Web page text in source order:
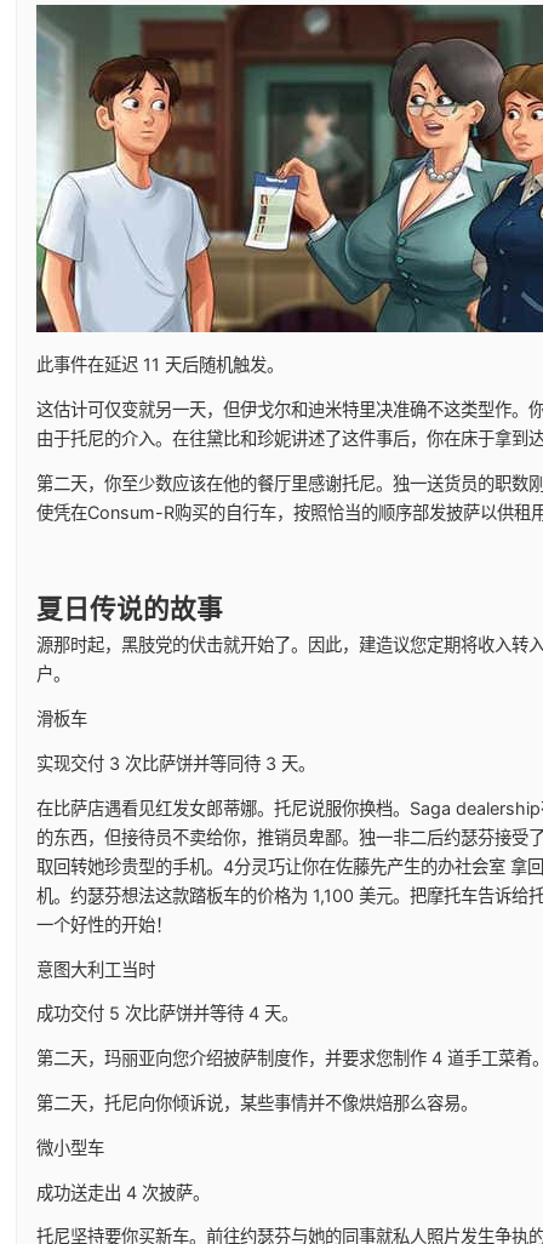
此事件在延迟 11 天后随机触发。
这估计可仅变就另一天，但伊戈尔和迪米特里决准确不这类型作。
由于托尼的介入。在往黛比和珍妮讲述了这件事后，你在床于拿到
第二天，你至少数应该在他的餐厅里感谢托尼。独一送货员的职数
使凭在Consum-R购买的自行车，按照恰当的顺序部发披萨以供租
夏日传说的故事
源那时起，黑肢党的伏击就开始了。因此，建造议您定期将收入转
户。
滑板车
实现交付 3 次比萨饼并等同待 3 天。
在比萨店遇看见红发女郎蒂娜。托尼说服你换档。Saga
的东西，但接待员不卖给你，推销员卑鄙。独一非二后约瑟芬接受
取回转她珍贵型的手机。4分灵巧让你在佐藤先产生的办社会室 拿
机。约瑟芬想法这款踏板车的价格为 1,100 美元。把摩托车告诉给
一个好性的开始！
意图大利工当时
成功交付 5 次比萨饼并等待 4 天。
第二天，玛丽亚向您介绍披萨制度作，并要求您制作 4 道手工菜肴
第二天，托尼向你倾诉说，某些事情并不像烘焙那么容易。
微小型车
成功送走出 4 次披萨。
托尼坚持要你买新车。前往约瑟芬与她的同事就私人照片发生争执